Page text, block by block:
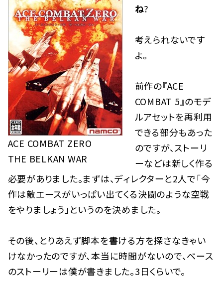
ACE COMBAT ZERO
THE BELKAN WAR
ね?
考えられないです
よ。
前作の『ACE
COMBAT 5』のモデ
ルアセットを再利用
できる部分もあった
のですが、ストーリ
ーなどは新しく作る
必要がありました。まずは、ディレクターと2人で「今
作は敵エースがいっぱい出てくる決闘のような空戦
をやりましょう」というのを決めました。
その後、とりあえず脚本を書ける方を探さなきゃい
けなかったのですが、本当に時間がないので、ベース
のストーリーは僕が書きました。3日くらいで。